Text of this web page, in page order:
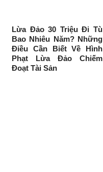
Lừa Đảo 30 Triệu Đi Tù
Bao Nhiêu Năm? Những
Điều Cần Biết Về Hình
Phạt Lừa Đảo Chiếm
Đoạt Tài Sản